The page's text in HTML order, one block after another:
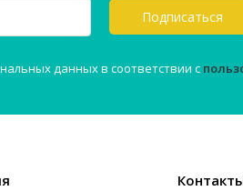
Подписаться
данных в соответствии с